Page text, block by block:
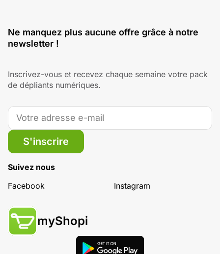
Ne manquez plus aucune offre grâce à notre
newsletter !
Inscrivez-vous et recevez chaque semaine votre pack
de dépliants numériques.
S'inscrire
Suivez nous
Facebook
Instagram
myShopi